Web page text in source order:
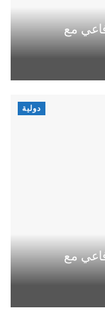
مع
دولية
مع